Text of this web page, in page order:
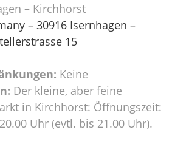
– Kirchhorst
– 30916 Isernhagen –
15
Keine
Der kleine, aber feine
in Kirchhorst: Öffnungszeit:
Uhr (evtl. bis 21.00 Uhr).